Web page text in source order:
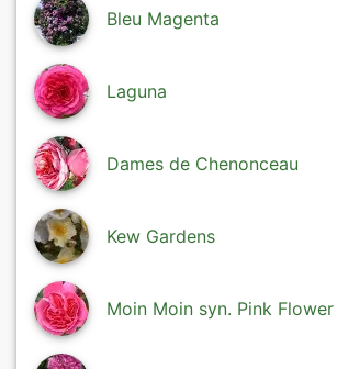
Bleu Magenta
Laguna
Dames de Chenonceau
Kew Gardens
Moin Moin syn. Pink